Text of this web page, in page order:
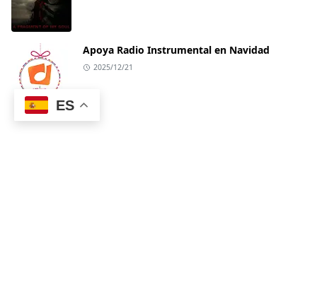
Apoya Radio Instrumental en Navidad
2025/12/21
ES